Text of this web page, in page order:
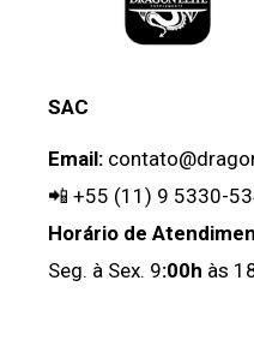
SAC
Email:
📲 +55 (11) 9 5330-
Horário de
Seg. à Sex. 9:00h às